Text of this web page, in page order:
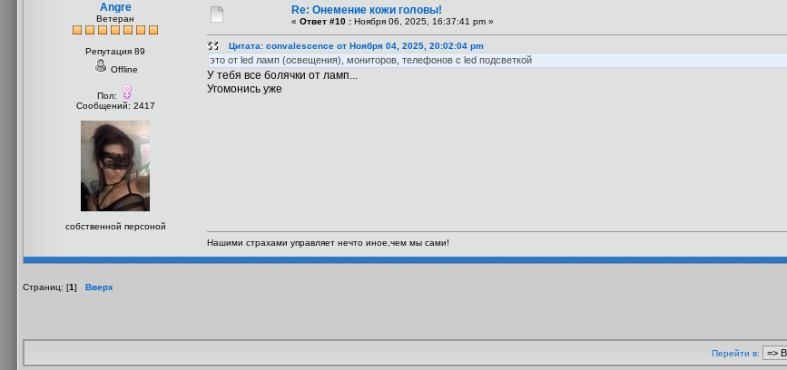
Angre
Ветеран
Репутация 89
Offline
Пол:
Сообщений: 2417
собственной персоной
Re: Онемение кожи головы!
« Ответ #10 : Ноября 06, 2025, 16:37:41 pm »
Цитата: convalescence от Ноября 04, 2025, 20:02:04 pm
это от led ламп (освещения), мониторов, телефонов с led подсветкой
У тебя все болячки от ламп...
Угомонись уже
Нашими страхами управляет нечто иное,чем мы сами!
Страниц: [1] Вверх
Перейти в: